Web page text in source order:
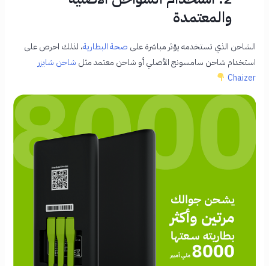
والمعتمدة
الشاحن الذي تستخدمه يؤثر مباشرة على صحة البطارية، لذلك احرص على
استخدام شاحن سامسونج الأصلي أو شاحن معتمد مثل شاحن شايزر
Chaizer